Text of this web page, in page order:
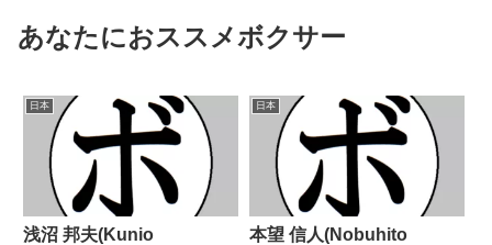
あなたにおススメボクサー
日本
浅沼 邦夫(Kunio
日本
本望 信人(Nobuhito